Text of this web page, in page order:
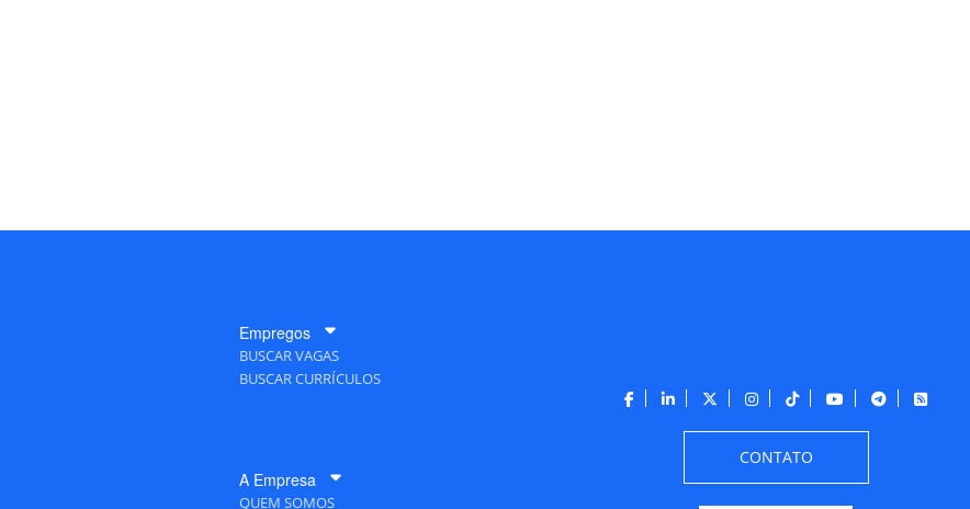
Empregos
BUSCAR VAGAS
BUSCAR CURRÍCULOS
A Empresa
QUEM SOMOS
CONTATO